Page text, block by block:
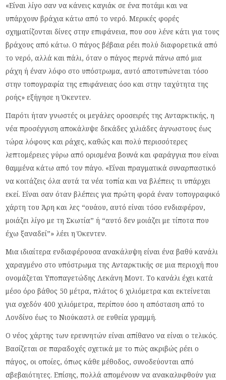
«Είναι λίγο σαν να κάνεις καγιάκ σε ένα ποτάμι και να
υπάρχουν βράχια κάτω από το νερό. Μερικές φορές
σχηματίζονται δίνες στην επιφάνεια, που σου λένε κάτι για τους
βράχους από κάτω. Ο πάγος βέβαια ρέει πολύ διαφορετικά από
το νερό, αλλά και πάλι, όταν ο πάγος περνά πάνω από μια
ράχη ή έναν λόφο στο υπόστρωμα, αυτό αποτυπώνεται τόσο
στην τοπογραφία της επιφάνειας όσο και στην ταχύτητα της
ροής» εξήγησε η Όκεντεν.
Παρότι ήταν γνωστές οι μεγάλες οροσειρές της Ανταρκτικής, η
νέα προσέγγιση αποκάλυψε δεκάδες χιλιάδες άγνωστους έως
τώρα λόφους και ράχες, καθώς και πολύ περισσότερες
λεπτομέρειες γύρω από ορισμένα βουνά και φαράγγια που είναι
θαμμένα κάτω από τον πάγο. «Είναι πραγματικά συναρπαστικό
να κοιτάζεις όλα αυτά τα νέα τοπία και να βλέπεις τι υπάρχει
εκεί. Είναι σαν όταν βλέπεις για πρώτη φορά έναν τοπογραφικό
χάρτη του Άρη και λες “ουάου, αυτό είναι τόσο ενδιαφέρον,
μοιάζει λίγο με τη Σκωτία” ή “αυτό δεν μοιάζει με τίποτα που
έχω ξαναδεί”» λέει η Όκεντεν.
Μια ιδιαίτερα ενδιαφέρουσα ανακάλυψη είναι ένα βαθύ κανάλι
χαραγμένο στο υπόστρωμα της Ανταρκτικής σε μια περιοχή που
ονομάζεται Υποπαγετώδης Λεκάνη Μοντ. Το κανάλι έχει κατά
μέσο όρο βάθος 50 μέτρα, πλάτος 6 χιλιόμετρα και εκτείνεται
για σχεδόν 400 χιλιόμετρα, περίπου όσο η απόσταση από το
Λονδίνο έως το Νιούκαστλ σε ευθεία γραμμή.
Ο νέος χάρτης των ερευνητών είναι απίθανο να είναι ο τελικός.
Βασίζεται σε παραδοχές σχετικά με το πώς ακριβώς ρέει ο
πάγος, οι οποίες, όπως κάθε μέθοδος, συνοδεύονται από
αβεβαιότητες. Επίσης, πολλά απομένουν να ανακαλυφθούν για